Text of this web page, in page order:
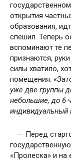
открытия
образования,
спешил. Теперь
вспоминают те
признаются,
силы хватило,
помещения. «
уже две группы
небольшие, до 6
индивидуальный
— Перед
«Пролеска» и на